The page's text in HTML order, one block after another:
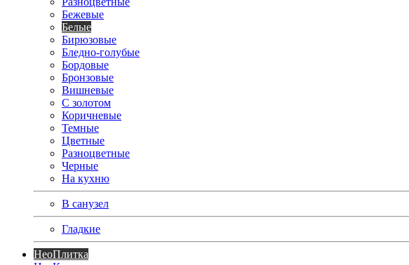
Бежевые
Белые
Бирюзовые
Бледно-голубые
Бордовые
Бронзовые
Вишневые
С золотом
Коричневые
Темные
Цветные
Разноцветные
Черные
На кухню
В санузел
Гладкие
НеоПлитка